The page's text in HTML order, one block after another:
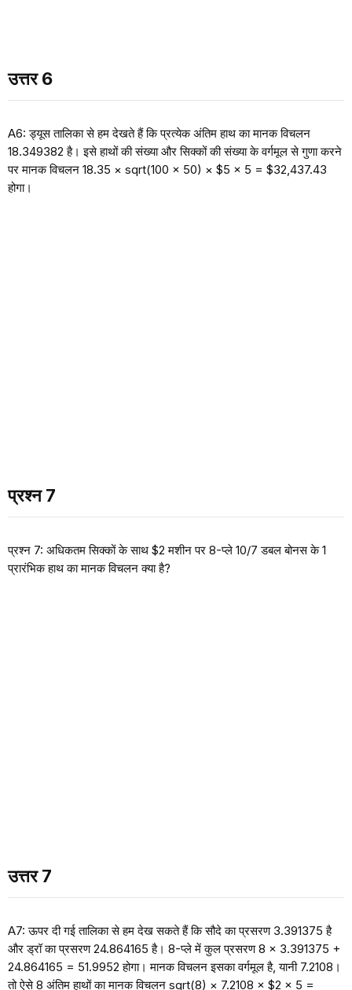
उत्तर 6
A6: ड्यूस तालिका से हम देखते हैं कि प्रत्येक अंतिम हाथ का मानक विचलन
18.349382 है। इसे हाथों की संख्या और सिक्कों की संख्या के वर्गमूल से गुणा करने
पर मानक विचलन 18.35 × sqrt(100 × 50) × $5 × 5 = $32,437.43
होगा।
प्रश्न 7
प्रश्न 7: अधिकतम सिक्कों के साथ $2 मशीन पर 8-प्ले 10/7 डबल बोनस के 1
प्रारंभिक हाथ का मानक विचलन क्या है?
उत्तर 7
A7: ऊपर दी गई तालिका से हम देख सकते हैं कि सौदे का प्रसरण 3.391375 है
और ड्रॉ का प्रसरण 24.864165 है। 8-प्ले में कुल प्रसरण 8 × 3.391375 +
24.864165 = 51.9952 होगा। मानक विचलन इसका वर्गमूल है, यानी 7.2108।
तो ऐसे 8 अंतिम हाथों का मानक विचलन sqrt(8) × 7.2108 × $2 × 5 =